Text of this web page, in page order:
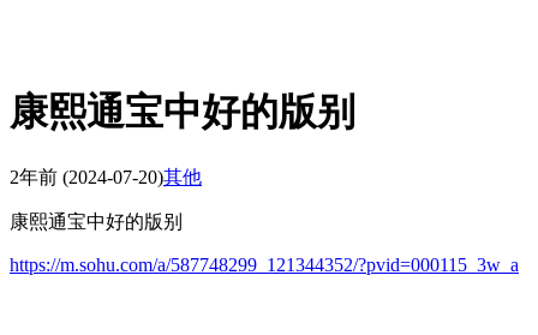
康熙通宝中好的版别
2年前 (2024-07-20)其他
康熙通宝中好的版别
https://m.sohu.com/a/587748299_121344352/?pvid=000115_3w_a